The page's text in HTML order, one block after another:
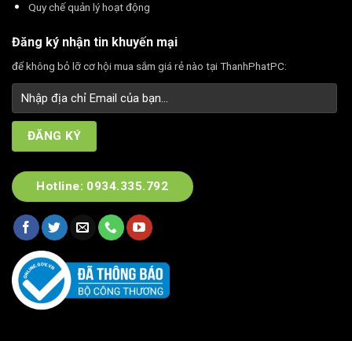
Quy chế quản lý hoạt động
Đăng ký nhận tin khuyến mại
để không bỏ lỡ cơ hội mua sắm giá rẻ nào tại ThanhPhatPC:
Hotline: 0934.335.792